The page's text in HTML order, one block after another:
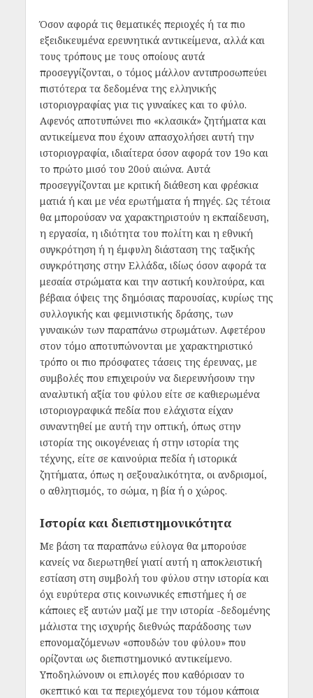
Όσον αφορά τις θεματικές περιοχές ή τα πιο
εξειδικευμένα ερευνητικά αντικείμενα, αλλά και
τους τρόπους με τους οποίους αυτά
προσεγγίζονται, ο τόμος μάλλον αντιπροσωπεύει
πιστότερα τα δεδομένα της ελληνικής
ιστοριογραφίας για τις γυναίκες και το φύλο.
Αφενός αποτυπώνει πιο «κλασικά» ζητήματα και
αντικείμενα που έχουν απασχολήσει αυτή την
ιστοριογραφία, ιδιαίτερα όσον αφορά τον 19ο και
το πρώτο μισό του 20ού αιώνα. Αυτά
προσεγγίζονται με κριτική διάθεση και φρέσκια
ματιά ή και με νέα ερωτήματα ή πηγές. Ως τέτοια
θα μπορούσαν να χαρακτηριστούν η εκπαίδευση,
η εργασία, η ιδιότητα του πολίτη και η εθνική
συγκρότηση ή η έμφυλη διάσταση της ταξικής
συγκρότησης στην Ελλάδα, ιδίως όσον αφορά τα
μεσαία στρώματα και την αστική κουλτούρα, και
βέβαια όψεις της δημόσιας παρουσίας, κυρίως της
συλλογικής και φεμινιστικής δράσης, των
γυναικών των παραπάνω στρωμάτων. Αφετέρου
στον τόμο αποτυπώνονται με χαρακτηριστικό
τρόπο οι πιο πρόσφατες τάσεις της έρευνας, με
συμβολές που επιχειρούν να διερευνήσουν την
αναλυτική αξία του φύλου είτε σε καθιερωμένα
ιστοριογραφικά πεδία που ελάχιστα είχαν
συναντηθεί με αυτή την οπτική, όπως στην
ιστορία της οικογένειας ή στην ιστορία της
τέχνης, είτε σε καινούρια πεδία ή ιστορικά
ζητήματα, όπως η σεξουαλικότητα, οι ανδρισμοί,
ο αθλητισμός, το σώμα, η βία ή ο χώρος.
Ιστορία και διεπιστημονικότητα
Με βάση τα παραπάνω εύλογα θα μπορούσε
κανείς να διερωτηθεί γιατί αυτή η αποκλειστική
εστίαση στη συμβολή του φύλου στην ιστορία και
όχι ευρύτερα στις κοινωνικές επιστήμες ή σε
κάποιες εξ αυτών μαζί με την ιστορία -δεδομένης
μάλιστα της ισχυρής διεθνώς παράδοσης των
επονομαζόμενων «σπουδών του φύλου» που
ορίζονται ως διεπιστημονικό αντικείμενο.
Υποδηλώνουν οι επιλογές που καθόρισαν το
σκεπτικό και τα περιεχόμενα του τόμου κάποια